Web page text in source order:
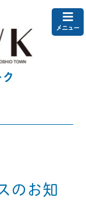
メニュー
のお知